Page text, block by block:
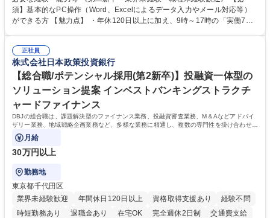
入力業務】 ・医師（会員）の住所変更、個人情報のシステム登録・更新
・年会費の徴収管理や入金データの照合確認 【問い合わせ対応】 ・会員
年休120日/デスクワーク中心で残業少なめ
須】基本的なPC操作（Word、Excelによるデータ入力やメール対応等）
ができる方 【魅力点】 ・年休120日以上に加え、9時～17時の「実働7時
整、資料作成、当日の運営サポート 学歴・資格 学歴：大学院 大学 語学
力： 資格：
正社員
株式会社日本政策投資銀行
【総合職/ポテンシャル採用(第2新卒)】投融資一体型の
ソリューション提案 インベストバンキングストラクチ
ャードファイナンス
DBJの総合職は、課題解決型のファイナンス業務、投融資審査業務、M＆Aなどアドバイ
ザリー業務、地域戦略企画業務など、多様な業務に精通し、複数の専門性を掛け合わせて
広く社会に貢献していく職種です。
月給
30万円以上
勤務地
東京都千代田区
業界未経験歓迎
年間休日120日以上 資格取得支援あり
経験不問
時短勤務あり
退職金あり 在宅OK 完全週休2日制
交通費支給